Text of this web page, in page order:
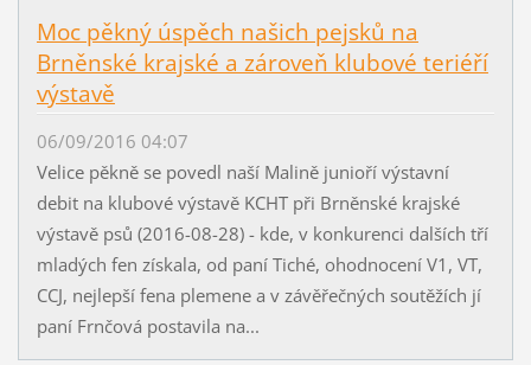
Moc pěkný úspěch našich pejsků na
Brněnské krajské a zároveň klubové teriéří
výstavě
06/09/2016 04:07
Velice pěkně se povedl naší Malině junioří výstavní
debit na klubové výstavě KCHT při Brněnské krajské
výstavě psů (2016-08-28) - kde, v konkurenci dalších tří
mladých fen získala, od paní Tiché, ohodnocení V1, VT,
CCJ, nejlepší fena plemene a v závěřečných soutěžích jí
paní Frnčová postavila na...